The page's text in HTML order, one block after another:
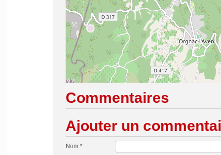
Commentaires
Ajouter un
Nom *